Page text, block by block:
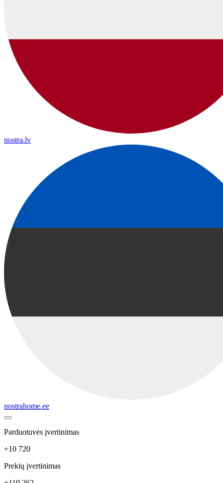
nostra.lv
nostrahome.ee
Parduotuvės įvertinimas
+10 720
Prekių įvertinimas